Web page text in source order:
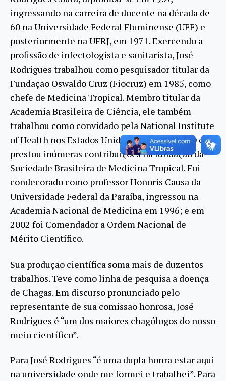
ingressando na carreira de docente na década de
60 na Universidade Federal Fluminense (UFF) e
posteriormente na UFRJ, em 1971. Exercendo a
profissão de infectologista e sanitarista, José
Rodrigues trabalhou como pesquisador titular da
Fundação Oswaldo Cruz (Fiocruz) em 1985, como
chefe de Medicina Tropical. Membro titular da
Academia Brasileira de Ciência, ele também
trabalhou como convidado pela National Institute
of Health nos Estados Unidos na década de 80 e
prestou inúmeras contribuições na fundação da
Sociedade Brasileira de Medicina Tropical. Foi
condecorado como professor Honoris Causa da
Universidade Federal da Paraíba, ingressou na
Academia Nacional de Medicina em 1996; e em
2002 foi Comendador a Ordem Nacional de
Mérito Científico.
Sua produção científica soma mais de duzentos
trabalhos. Teve como linha de pesquisa a doença
de Chagas. Em discurso pronunciado pelo
representante de sua comissão honrosa, José
Rodrigues é “um dos maiores chagólogos do nosso
meio científico”.
Para José Rodrigues “é uma dupla honra estar aqui
na universidade onde me formei e trabalhei”. Para